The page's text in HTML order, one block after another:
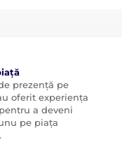
prezență pe
oferit experiența
a deveni
pe piața